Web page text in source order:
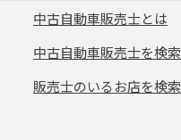
中古自動車販売士とは
中古自動車販売士を検索
販売士のいるお店を検索